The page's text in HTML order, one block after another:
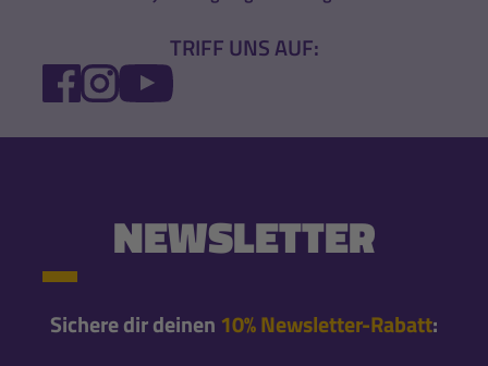
TRIFF UNS AUF:
FACEBOOK
INSTAGRAM
YOUTUBE
NEWSLETTER
Sichere dir deinen 10% Newsletter-Rabatt: